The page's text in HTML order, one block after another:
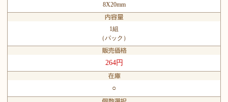
8X20mm
1組
（パック）
264円
○